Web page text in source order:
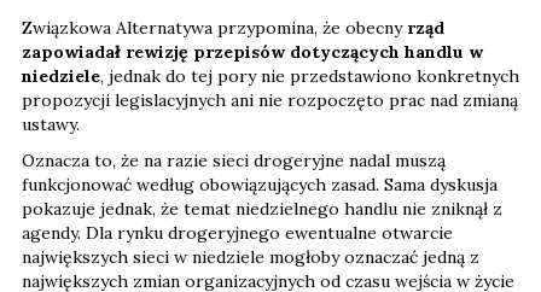
Związkowa Alternatywa przypomina, że obecny rząd
zapowiadał rewizję przepisów dotyczących handlu w
niedziele, jednak do tej pory nie przedstawiono konkretnych
propozycji legislacyjnych ani nie rozpoczęto prac nad zmianą
ustawy.
Oznacza to, że na razie sieci drogeryjne nadal muszą
funkcjonować według obowiązujących zasad. Sama dyskusja
pokazuje jednak, że temat niedzielnego handlu nie zniknął z
agendy. Dla rynku drogeryjnego ewentualne otwarcie
największych sieci w niedziele mogłoby oznaczać jedną z
największych zmian organizacyjnych od czasu wejścia w życie